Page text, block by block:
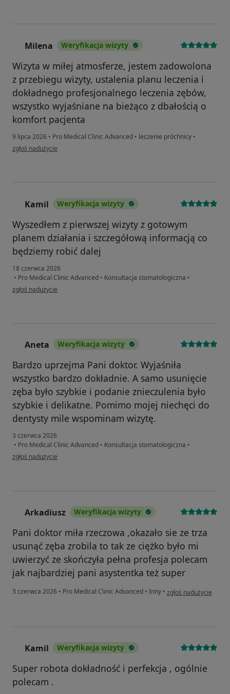
Milena Weryfikacja wizyty
Wizyta w miłej atmosferze, jestem zadowolona
z przebiegu wizyty, ustalenia planu leczenia i
dokładnego profesjonalnego leczenia zębów,
wszystko wyjaśniane na bieżąco z dbałością o
komfort pacjenta
9 lipca 2026 • Pro Medical Clinic Advanced • leczenie próchnicy •
w opinii użytkownika Milena
zgłoś nadużycie
Kamil Weryfikacja wizyty
Wyszedłem z pierwszej wizyty z gotowym
planem działania i szczegółową informacją co
będziemy robić dalej
18 czerwca 2026
• Pro Medical Clinic Advanced • Konsultacja stomatologiczna •
w opinii użytkownika Kamil
zgłoś nadużycie
Aneta Weryfikacja wizyty
Bardzo uprzejma Pani doktor. Wyjaśniła
wszystko bardzo dokładnie. A samo usunięcie
zęba było szybkie i podanie znieczulenia było
szybkie i delikatne. Pomimo mojej niechęci do
dentysty mile wspominam wizytę.
3 czerwca 2026
• Pro Medical Clinic Advanced • Konsultacja stomatologiczna •
w opinii użytkownika Aneta
zgłoś nadużycie
Arkadiusz Weryfikacja wizyty
Pani doktor miła rzeczowa ,okazało sie ze trza
usunąć zęba zrobila to tak ze ciężko było mi
uwierzyć ze skończyła pełna profesja polecam
jak najbardziej pani asystentka też super
3 czerwca 2026 • Pro Medical Clinic Advanced • Inny • w opinii użytkownika
zgłoś nadużycie
Kamil Weryfikacja wizyty
Super robota dokładność i perfekcja , ogólnie
polecam .